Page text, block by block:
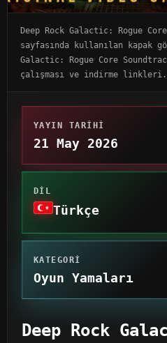
Deep Rock Galactic: Rogue
sayfasında kullanılan kapak
Galactic: Rogue Core
çalışması ve indirme linkleri.
YAYIN TARIHI
21 May 2026
DIL
Türkçe
KATEGORI
Oyun Yamaları
Deep Rock